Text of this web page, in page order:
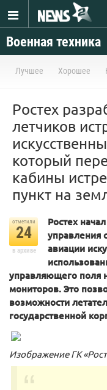
Военная техника
Лучшее Хорошее
Ростех
летчиков
который
кабины
пункт на
отметили
24
в архиве
Ростех
управления
авиации
управляющего поля
мониторов. Это
возможности
государственной
Изображение ГК